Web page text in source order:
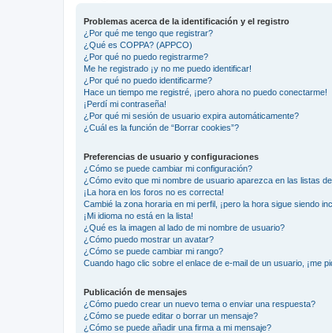
Problemas acerca de la identificación y el registro
¿Por qué me tengo que registrar?
¿Qué es COPPA? (APPCO)
¿Por qué no puedo registrarme?
Me he registrado ¡y no me puedo identificar!
¿Por qué no puedo identificarme?
Hace un tiempo me registré, ¡pero ahora no puedo conectarme!
¡Perdí mi contraseña!
¿Por qué mi sesión de usuario expira automáticamente?
¿Cuál es la función de “Borrar cookies”?
Preferencias de usuario y configuraciones
¿Cómo se puede cambiar mi configuración?
¿Cómo evito que mi nombre de usuario aparezca en las listas
¡La hora en los foros no es correcta!
Cambié la zona horaria en mi perfil, ¡pero la hora sigue siendo
¡Mi idioma no está en la lista!
¿Qué es la imagen al lado de mi nombre de usuario?
¿Cómo puedo mostrar un avatar?
¿Cómo se puede cambiar mi rango?
Cuando hago clic sobre el enlace de e-mail de un usuario, ¡me
Publicación de mensajes
¿Cómo puedo crear un nuevo tema o enviar una respuesta?
¿Cómo se puede editar o borrar un mensaje?
¿Cómo se puede añadir una firma a mi mensaje?